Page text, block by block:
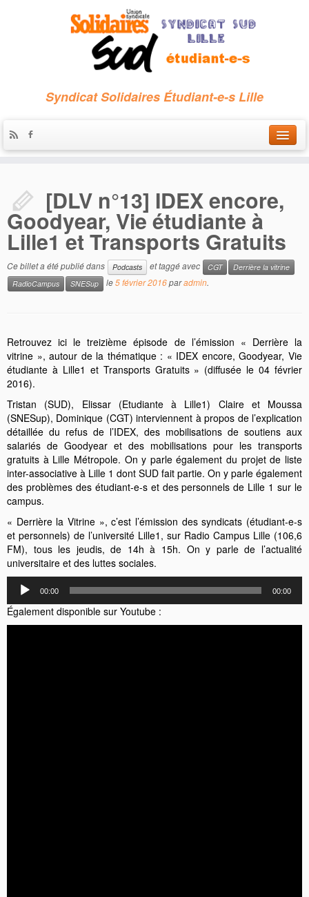
Syndicat Solidaires Étudiant-e-s Lille
Qui sommes-nous ?
Nous contacter
Les archives
[DLV n°13] IDEX encore,
Goodyear, Vie étudiante à
Lille1 et Transports Gratuits
Ce billet a été publié dans Podcasts et taggé avec CGT
Derrière la vitrine
RadioCampus
SNESup le5 février 2016paradmin.
Retrouvez ici le treizième épisode de l’émission « Derrière la
vitrine », autour de la thématique : « IDEX encore, Goodyear, Vie
étudiante à Lille1 et Transports Gratuits » (diffusée le 04 février
2016).
Tristan (SUD), Elissar (Etudiante à Lille1) Claire et Moussa
(SNESup), Dominique (CGT) interviennent à propos de l’explication
détaillée du refus de l’IDEX, des mobilisations de soutiens aux
salariés de Goodyear et des mobilisations pour les transports
gratuits à Lille Métropole. On y parle également du projet de liste
inter-associative à Lille 1 dont SUD fait partie. On y parle également
des problèmes des étudiant-e-s et des personnels de Lille 1 sur le
campus.
« Derrière la Vitrine », c’est l’émission des syndicats (étudiant-e-s
et personnels) de l’université Lille1, sur Radio Campus Lille (106,6
FM), tous les jeudis, de 14h à 15h. On y parle de l’actualité
universitaire et des luttes sociales.
Lecteur
audio
00:00 00:00
Également disponible sur Youtube :